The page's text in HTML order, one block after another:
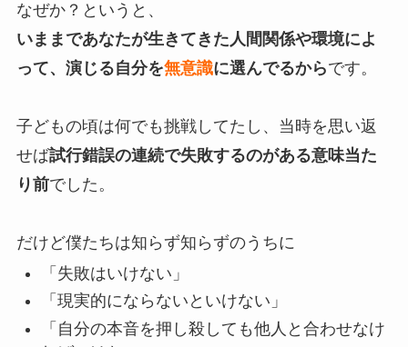
なぜか？というと、
いままであなたが生きてきた人間関係や環境によ
って、演じる自分を無意識に選んでるからです。
子どもの頃は何でも挑戦してたし、当時を思い返
せば試行錯誤の連続で失敗するのがある意味当た
り前でした。
だけど僕たちは知らず知らずのうちに
「失敗はいけない」
「現実的にならないといけない」
「自分の本音を押し殺しても他人と合わせなけ